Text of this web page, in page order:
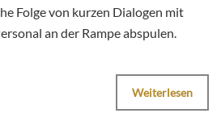
Folge von kurzen Dialogen mit
an der Rampe abspulen.
Weiterlesen